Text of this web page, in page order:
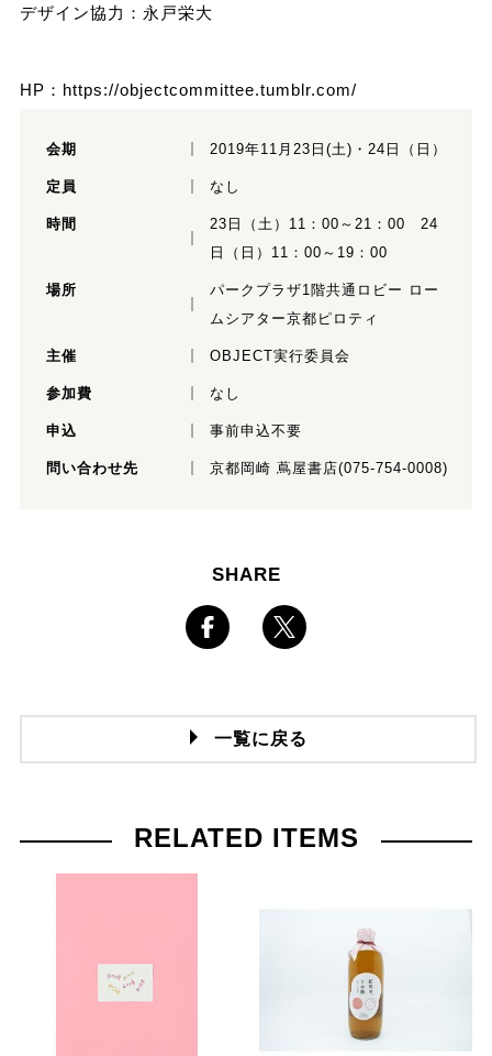
デザイン協力：永戸栄大
HP： https://objectcommittee.tumblr.com/
会期 2019年11月23日(土)・24日（日）
定員 なし
時間
23日（土）11：00～21：00 24
日（日）11：00～19：00
場所
パークプラザ1階共通ロビー ロー
ムシアター京都ピロティ
主催 OBJECT実行委員会
参加費 なし
申込 事前申込不要
問い合わせ先 京都岡崎 蔦屋書店(075-754-0008)
SHARE
一覧に戻る
RELATED ITEMS